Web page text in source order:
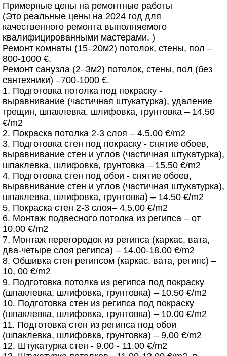
Примерные цены на ремонтные работы
(Это реальные цены на 2024 год для
качественного ремонта выполняемого
квалифицированными мастерами. )
Ремонт комнаты (15–20м2) потолок, стены, пол –
800-1000 €.
Ремонт санузла (2–3м2) потолок, стены, пол (без
сантехники) –700-1000 €.
1. Подготовка потолка под покраску -
выравнивание (частичная штукатурка), удаление
трещин, шпаклевка, шлифовка, грунтовка – 14.50
€/m2
2. Покраска потолка 2-3 слоя – 4.5.00 €/m2
3. Подготовка стен под покраску - снятие обоев,
выравнивание стен и углов (частичная штукатурка),
шпаклевка, шлифовка, грунтовка – 15.50 €/m2
4. Подготовка стен под обои - снятие обоев,
выравнивание стен и углов (частичная штукатурка),
шпаклевка, шлифовка, грунтовка) – 14.50 €/m2
5. Покраска стен 2-3 слоя– 4.5.00 €/m2
6. Монтаж подвесного потолка из регипса – от
10.00 €/m2
7. Монтаж перегородок из регипса (каркас, вата,
два-четыре слоя регипса) – 14.00-18.00 €/m2
8. Обшивка стен регипсом (каркас, вата, регипс) –
10, 00 €/m2
9. Подготовка потолка из регипса под покраску
(шпаклевка, шлифовка, грунтовка) – 10.50 €/m2
10. Подготовка стен из регипса под покраску
(шпаклевка, шлифовка, грунтовка) – 10.00 €/m2
11. Подготовка стен из регипса под обои
(шпаклевка, шлифовка, грунтовка) – 9.00 €/m2
12. Штукатурка стен - 9.00 - 11.00 €/m2